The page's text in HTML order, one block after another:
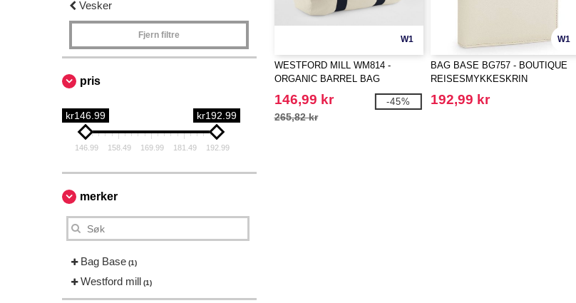
Vesker
Fjern filtre
pris
kr146.99 kr192.99
146.99 158.49 169.99 181.49 192.99
merker
Bag Base (1)
Westford mill (1)
W1
WESTFORD MILL WM814 -
ORGANIC BARREL BAG
146,99 kr
265,82 kr
-45%
W1
BAG BASE BG757 - BOUTIQUE
REISESMYKKESKRIN
192,99 kr